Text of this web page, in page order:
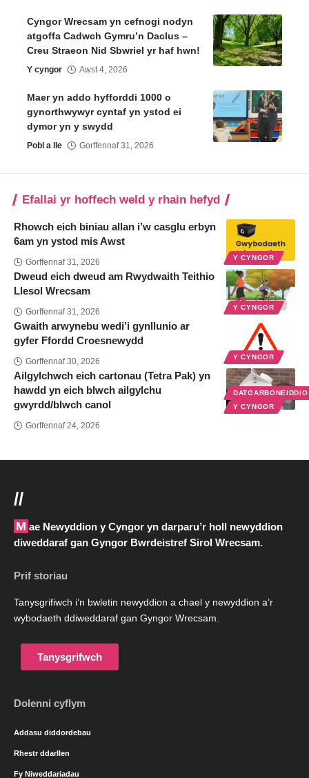
Cyngor Wrecsam yn cefnogi nodyn
atgoffa Cadwch Gymru’n Daclus –
Creu Straeon Nid Sbwriel yr haf hwn!
Y cyngor Awst 4, 2026
Maer yn addo hyfforddi 1000 o
gynorthwywyr cyntaf yn ystod ei
dymor yn y swydd
Pobl a lle Gorffennaf 31, 2026
Efallai yr hoffech weld y rhain hefyd
Y CYNGOR
Rhowch eich biniau allan i’w casglu erbyn
6am yn ystod mis Awst
Gorffennaf 31, 2026
Y CYNGOR
Dweud eich dweud am Rwydwaith Teithio
Llesol Wrecsam
Gorffennaf 31, 2026
Y CYNGOR
Gwaith arwynebu wedi’i gynllunio ar
gyfer Ffordd Croesnewydd
Gorffennaf 30, 2026
Y CYNGOR
Ailgylchwch eich cartonau (Tetra Pak) yn
hawdd yn eich blwch ailgylchu
gwyrdd/blwch canol
Gorffennaf 24, 2026
//
Mae Newyddion y Cyngor yn darparu’r holl newyddion
diweddaraf gan Gyngor Bwrdeistref Sirol Wrecsam.
Prif storiau
Tanysgrifiwch i’n bwletin newyddion a chael y newyddion a’r
wybodaeth ddiweddaraf gan Gyngor Wrecsam.
Tanysgrifwch
Dolenni cyflym
Addasu diddordebau
Rhestr ddarllen
Fy Niweddariadau